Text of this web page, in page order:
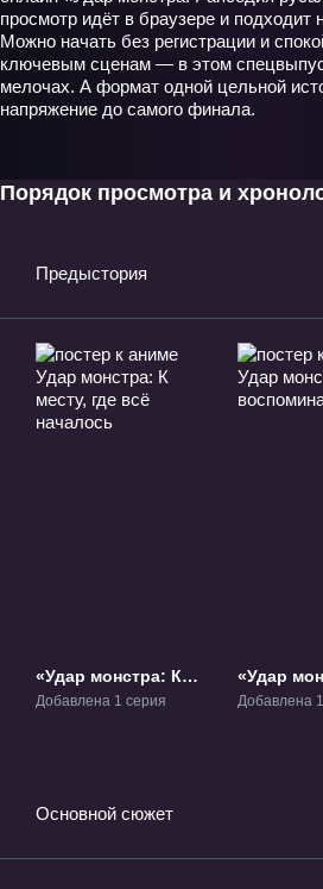
просмотр идёт в браузере и подходит
Можно начать без регистрации и
ключевым сценам — в этом
мелочах. А формат одной цельной
напряжение до самого финала.
Порядок просмотра и
Предыстория
«Удар монстра: К
месту, где всё
Добавлена 1 серия
«Удар
Дождь
Добавлена
Основной сюжет